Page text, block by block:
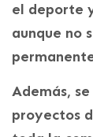
el deporte
aunque no
Además,
proyectos